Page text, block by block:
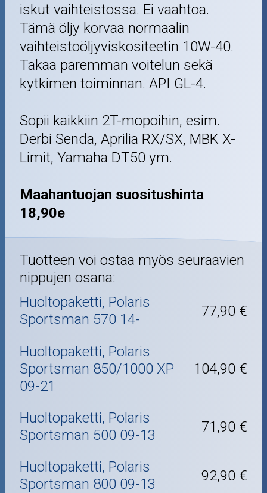
iskut vaihteistossa. Ei vaahtoa.
Tämä öljy korvaa normaalin
vaihteistoöljyviskositeetin 10W-40.
Takaa paremman voitelun sekä
kytkimen toiminnan. API GL-4.
Sopii kaikkiin 2T-mopoihin, esim.
Derbi Senda, Aprilia RX/SX, MBK X-
Limit, Yamaha DT50 ym.
Maahantuojan suositushinta
18,90e
Tuotteen voi ostaa myös seuraavien
nippujen osana:
Huoltopaketti, Polaris
Sportsman 570 14-
77,90 €
Huoltopaketti, Polaris
Sportsman 850/1000 XP
09-21
104,90 €
Huoltopaketti, Polaris
Sportsman 500 09-13
71,90 €
Huoltopaketti, Polaris
Sportsman 800 09-13
92,90 €